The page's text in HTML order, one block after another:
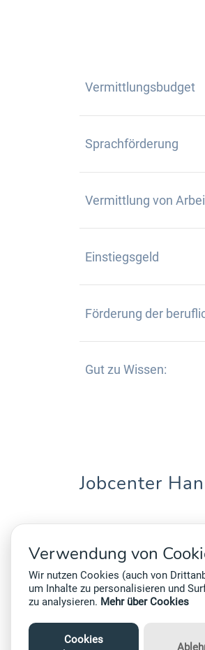
Vermittlungsbudget
Sprachförderung
Vermittlung von
Einstiegsgeld
Förderung der
Gut zu Wissen:
Jobcenter
Willy-Brandt-Straße 23
63450 Hanau
Telefon: 06181 - 44 00 60
Verwendung von
Wir nutzen Cookies (auch von
um Inhalte zu personalisieren und
zu analysieren. Mehr über Cookies
Cookies